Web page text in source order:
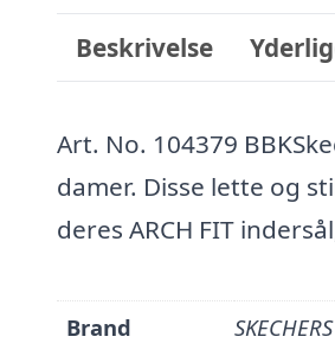
Beskrivelse
Art. No. 104379
damer. Disse lette og
deres ARCH FIT
Brand SKECHERS